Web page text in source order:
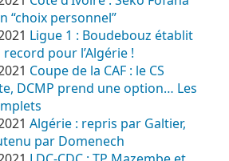
“choix personnel”
Ligue 1 : Boudebouz établit
pour l’Algérie !
Coupe de la CAF : le CS
DCMP prend une option… Les
Algérie : repris par Galtier,
par Domenech